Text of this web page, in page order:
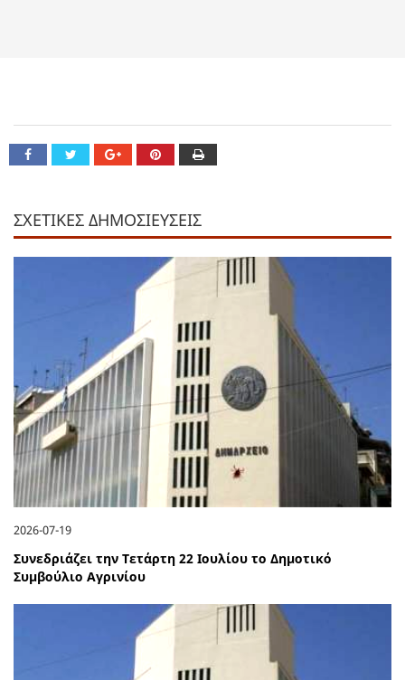
ΣΧΕΤΙΚΕΣ ΔΗΜΟΣΙΕΥΣΕΙΣ
2026-07-19
Συνεδριάζει την Τετάρτη 22 Ιουλίου το Δημοτικό
Συμβούλιο Αγρινίου